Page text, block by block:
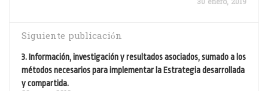
30 enero, 2019
Siguiente publicación
3. Información, investigación y resultados asociados, sumado a los
métodos necesarios para implementar la Estrategia desarrollada
y compartida.